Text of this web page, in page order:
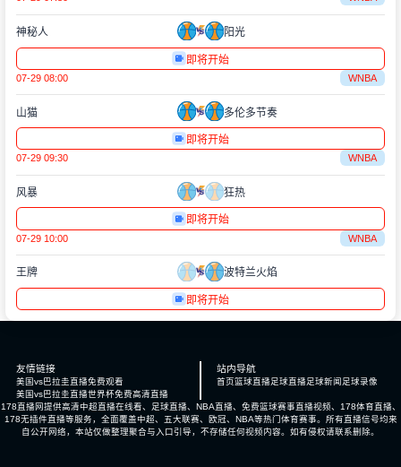
神秘人 阳光
即将开始
07-29 08:00 WNBA
山猫 多伦多节奏
即将开始
07-29 09:30 WNBA
风暴 狂热
即将开始
07-29 10:00 WNBA
王牌 波特兰火焰
即将开始
友情链接
美国vs巴拉圭直播免费观看
美国vs巴拉圭直播世界杯免费高清直播
站内导航
首页篮球直播足球直播足球新闻足球录像
178直播网提供高清中超直播在线看、足球直播、NBA直播、免费篮球赛事直播视频、178体育直播、
178无插件直播等服务，全面覆盖中超、五大联赛、欧冠、NBA等热门体育赛事。所有直播信号均来
自公开网络，本站仅做整理聚合与入口引导，不存储任何视频内容。如有侵权请联系删除。